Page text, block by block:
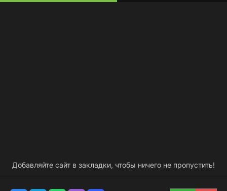
Добавляйте сайт в закладки, чтобы ничего не пропустить!